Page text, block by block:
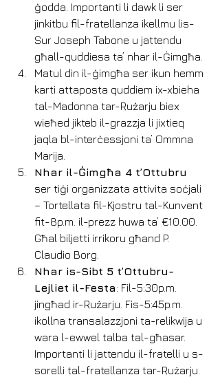
ġodda. Importanti li dawk li ser
jinkitbu fil-fratellanza ikellmu lis-
Sur Joseph Tabone u jattendu
għall-quddiesa ta’ nhar il-Ġimgħa.
Matul din il-ġimgħa ser ikun hemm
karti attaposta quddiem ix-xbieha
tal-Madonna tar-Rużarju biex
wieħed jikteb il-grazzja li jixtieq
jaqla bl-interċessjoni ta’ Ommna
Marija.
Nhar il-Ġimgħa 4 t’Ottubru
ser tiġi organizzata attivita soċjali
– Tortellata fil-Kjostru tal-Kunvent
fit-8p.m. il-prezz huwa ta’ €10.00.
Għal biljetti irrikoru għand P.
Claudio Borg.
Nhar is-Sibt 5 t’Ottubru-
Lejliet il-Festa: Fil-5:30p.m.
jingħad ir-Rużarju. Fis-5:45p.m.
ikollna transalazzjoni ta-relikwija u
wara l-ewwel talba tal-għasar.
Importanti li jattendu il-fratelli u s-
sorelli tal-fratellanza tar-Rużarju.